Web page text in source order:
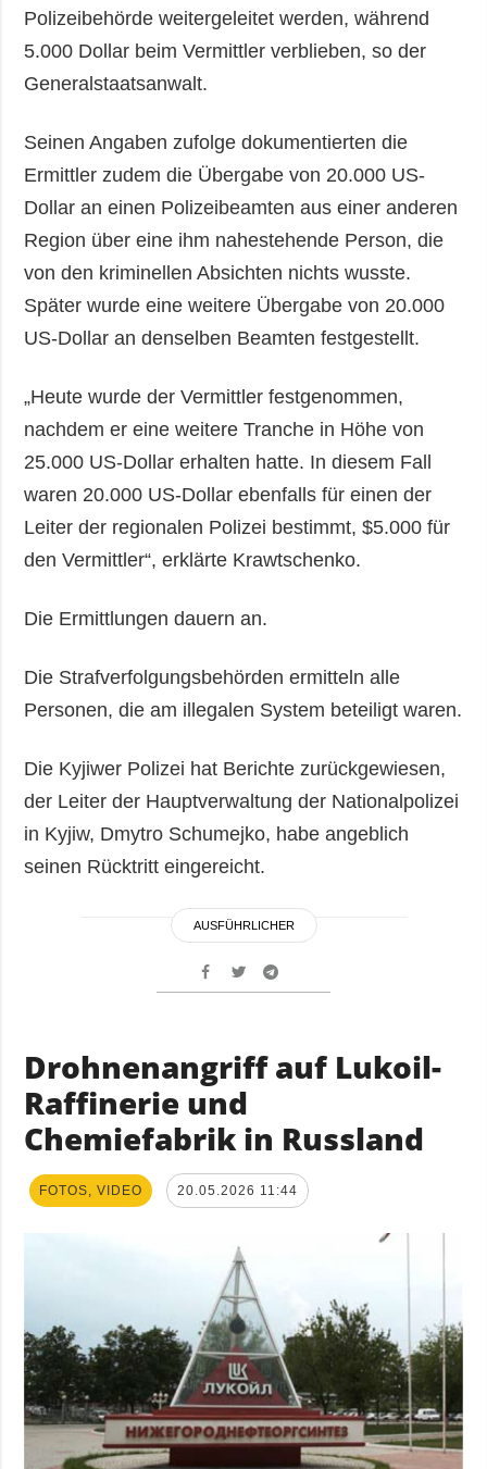
Polizeibehörde weitergeleitet werden, während
5.000 Dollar beim Vermittler verblieben, so der
Generalstaatsanwalt.
Seinen Angaben zufolge dokumentierten die
Ermittler zudem die Übergabe von 20.000 US-
Dollar an einen Polizeibeamten aus einer anderen
Region über eine ihm nahestehende Person, die
von den kriminellen Absichten nichts wusste.
Später wurde eine weitere Übergabe von 20.000
US-Dollar an denselben Beamten festgestellt.
„Heute wurde der Vermittler festgenommen,
nachdem er eine weitere Tranche in Höhe von
25.000 US-Dollar erhalten hatte. In diesem Fall
waren 20.000 US-Dollar ebenfalls für einen der
Leiter der regionalen Polizei bestimmt, $5.000 für
den Vermittler“, erklärte Krawtschenko.
Die Ermittlungen dauern an.
Die Strafverfolgungsbehörden ermitteln alle
Personen, die am illegalen System beteiligt waren.
Die Kyjiwer Polizei hat Berichte zurückgewiesen,
der Leiter der Hauptverwaltung der Nationalpolizei
in Kyjiw, Dmytro Schumejko, habe angeblich
seinen Rücktritt eingereicht.
AUSFÜHRLICHER
Drohnenangriff auf Lukoil-
Raffinerie und
Chemiefabrik in Russland
FOTOS, VIDEO 20.05.2026 11:44